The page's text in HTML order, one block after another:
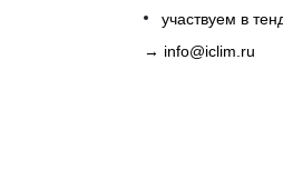
участвуем в
→ info@iclim.ru